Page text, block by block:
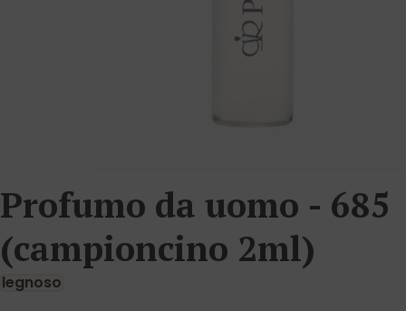
Profumo da uomo - 685
(campioncino 2ml)
legnoso